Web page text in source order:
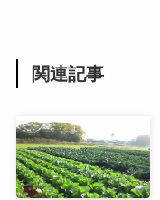
関連記事